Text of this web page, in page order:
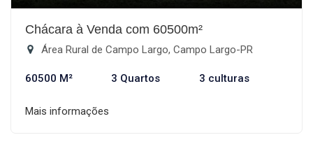
Chácara à Venda com 60500m²
Área Rural de Campo Largo, Campo Largo-PR
60500 M² 3 Quartos 3 culturas
Mais informações